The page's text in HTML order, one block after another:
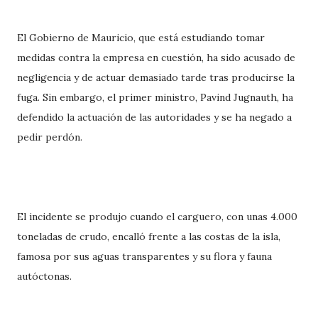
El Gobierno de Mauricio, que está estudiando tomar
medidas contra la empresa en cuestión, ha sido acusado de
negligencia y de actuar demasiado tarde tras producirse la
fuga. Sin embargo, el primer ministro, Pavind Jugnauth, ha
defendido la actuación de las autoridades y se ha negado a
pedir perdón.
El incidente se produjo cuando el carguero, con unas 4.000
toneladas de crudo, encalló frente a las costas de la isla,
famosa por sus aguas transparentes y su flora y fauna
autóctonas.